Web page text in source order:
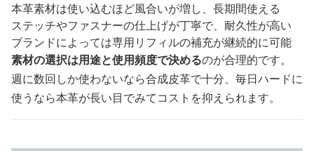
本革素材は使い込むほど風合いが増し、長期間使える
ステッチやファスナーの仕上げが丁寧で、耐久性が高い
ブランドによっては専用リフィルの補充が継続的に可能
素材の選択は用途と使用頻度で決めるのが合理的です。
週に数回しか使わないなら合成皮革で十分、毎日ハードに
使うなら本革が長い目でみてコストを抑えられます。